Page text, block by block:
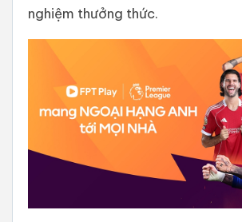
nghiệm thưởng thức.